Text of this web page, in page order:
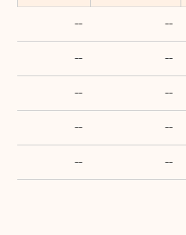
--
--
--
--
--
--
--
--
--
--